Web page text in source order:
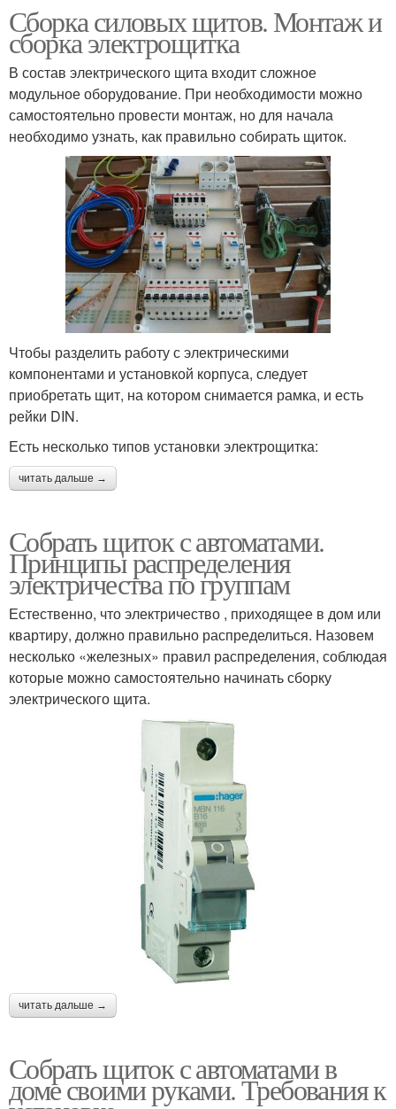
Сборка силовых щитов. Монтаж и
сборка электрощитка
В состав электрического щита входит сложное
модульное оборудование. При необходимости можно
самостоятельно провести монтаж, но для начала
необходимо узнать, как правильно собирать щиток.
Чтобы разделить работу с электрическими
компонентами и установкой корпуса, следует
приобретать щит, на котором снимается рамка, и есть
рейки DIN.
Есть несколько типов установки электрощитка:
читать дальше →
Собрать щиток с автоматами.
Принципы распределения
электричества по группам
Естественно, что электричество , приходящее в дом или
квартиру, должно правильно распределиться. Назовем
несколько «железных» правил распределения, соблюдая
которые можно самостоятельно начинать сборку
электрического щита.
читать дальше →
Собрать щиток с автоматами в
доме своими руками. Требования к